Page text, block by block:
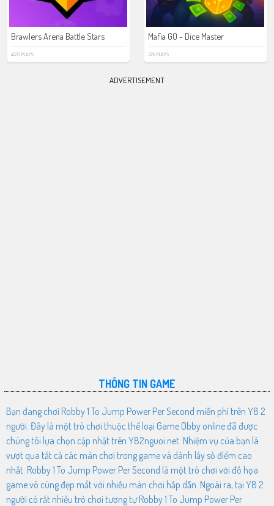
Brawlers Arena Battle Stars
4020 PLAYS
Mafia GO - Dice Master
328 PLAYS
ADVERTISEMENT
THÔNG TIN GAME
Bạn đang chơi Robby 1 To Jump Power Per Second miễn phí trên Y8 2
người. Đây là một trò chơi thuộc thể loại Game Obby online đã được
chúng tôi lựa chọn cập nhật trên Y82nguoi.net. Nhiệm vụ của bạn là
vượt qua tất cả các màn chơi trong game và dành lấy số điểm cao
nhất. Robby 1 To Jump Power Per Second là một trò chơi với đồ họa
game vô cùng đẹp mắt với nhiều màn chơi hấp dẫn. Ngoài ra, tại Y8 2
người có rất nhiều trò chơi tương tự Robby 1 To Jump Power Per